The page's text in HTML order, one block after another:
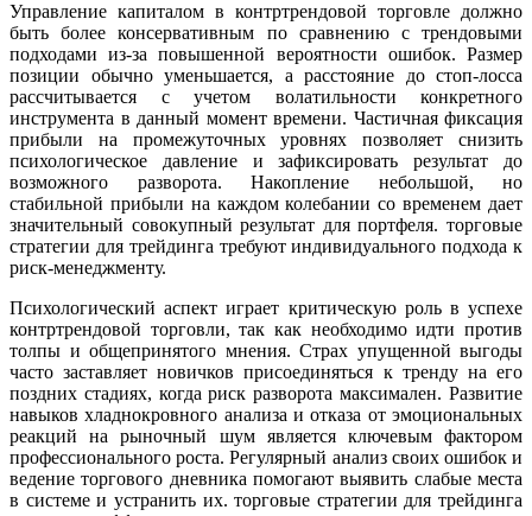
Управление капиталом в контртрендовой торговле должно
быть более консервативным по сравнению с трендовыми
подходами из-за повышенной вероятности ошибок. Размер
позиции обычно уменьшается, а расстояние до стоп-лосса
рассчитывается с учетом волатильности конкретного
инструмента в данный момент времени. Частичная фиксация
прибыли на промежуточных уровнях позволяет снизить
психологическое давление и зафиксировать результат до
возможного разворота. Накопление небольшой, но
стабильной прибыли на каждом колебании со временем дает
значительный совокупный результат для портфеля. торговые
стратегии для трейдинга требуют индивидуального подхода к
риск-менеджменту.
Психологический аспект играет критическую роль в успехе
контртрендовой торговли, так как необходимо идти против
толпы и общепринятого мнения. Страх упущенной выгоды
часто заставляет новичков присоединяться к тренду на его
поздних стадиях, когда риск разворота максимален. Развитие
навыков хладнокровного анализа и отказа от эмоциональных
реакций на рыночный шум является ключевым фактором
профессионального роста. Регулярный анализ своих ошибок и
ведение торгового дневника помогают выявить слабые места
в системе и устранить их. торговые стратегии для трейдинга